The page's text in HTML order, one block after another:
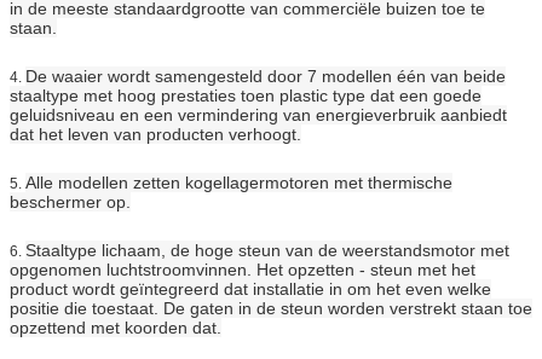
in de meeste standaardgrootte van commerciële buizen toe te
staan.
4. De waaier wordt samengesteld door 7 modellen één van beide
staaltype met hoog prestaties toen plastic type dat een goede
geluidsniveau en een vermindering van energieverbruik aanbiedt
dat het leven van producten verhoogt.
5. Alle modellen zetten kogellagermotoren met thermische
beschermer op.
6. Staaltype lichaam, de hoge steun van de weerstandsmotor met
opgenomen luchtstroomvinnen. Het opzetten - steun met het
product wordt geïntegreerd dat installatie in om het even welke
positie die toestaat. De gaten in de steun worden verstrekt staan toe
opzettend met koorden dat.